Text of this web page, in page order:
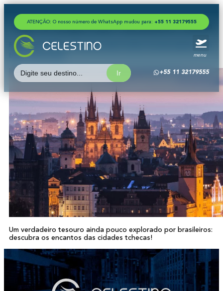
ATENÇÃO: O nosso número de WhatsApp mudou para: + 55 1 1 321 79555
menu
Search
for:
+55 11 32179555
Tag:Europa|passaporte|republica tcheca
República Tcheca: 5 motivos para visitar um dos países mais
belos da Europa
Um verdadeiro tesouro ainda pouco explorado por brasileiros:
descubra os encantos das cidades tchecas!